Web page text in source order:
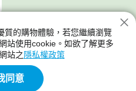
質的購物體驗，若您繼續瀏覽
站使用cookie。如欲了解更多
站之 隱私權政策
同意